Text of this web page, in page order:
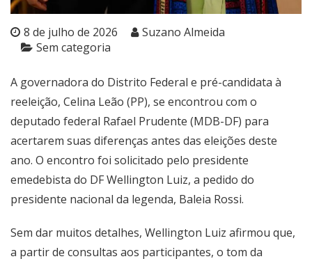
8 de julho de 2026
Suzano Almeida
Sem categoria
A governadora do Distrito Federal e pré-candidata à
reeleição, Celina Leão (PP), se encontrou com o
deputado federal Rafael Prudente (MDB-DF) para
acertarem suas diferenças antes das eleições deste
ano. O encontro foi solicitado pelo presidente
emedebista do DF Wellington Luiz, a pedido do
presidente nacional da legenda, Baleia Rossi.
Sem dar muitos detalhes, Wellington Luiz afirmou que,
a partir de consultas aos participantes, o tom da